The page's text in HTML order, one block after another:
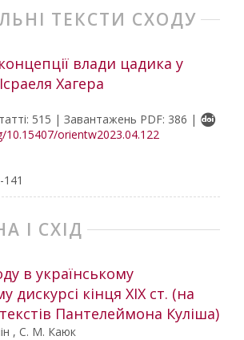
ТЕКСТИ СХОДУ
влади цадика у
Хагера
515 | Завантажень PDF: 386 |
orientw2023.04.122
І СХІД
в українському
дискурсі кінця XIX ст. (на
Пантелеймона Куліша)
, С. М. Каюк